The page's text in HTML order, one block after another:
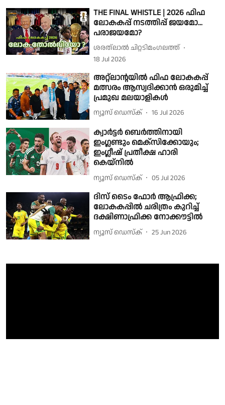
THE FINAL WHISTLE | 2026 ഫിഫ
ലോകകപ്പ് നടത്തിപ്പ് ജയമോ...
പരാജയമോ?
ശരത്‌ലാൽ ചിറ്റടിമംഗലത്ത്
18 Jul 2026
അറ്റ്ലാൻ്റയിൽ ഫിഫ ലോകകപ്പ്
മത്സരം ആസ്വദിക്കാൻ ഒരുമിച്ച്
പ്രമുഖ മലയാളികൾ
ന്യൂസ് ഡെസ്ക് 16 Jul 2026
ക്വാർട്ടർ ബെർത്തിനായി
ഇംഗ്ലണ്ടും മെക്സിക്കോയും;
ഇംഗ്ലീഷ് പ്രതീക്ഷ ഹാരി
കെയ്നിൽ
ന്യൂസ് ഡെസ്ക് 05 Jul 2026
ദിസ് ടൈം ഫോർ ആഫ്രിക്ക;
ലോകകപ്പിൽ ചരിത്രം കുറിച്ച്
ദക്ഷിണാഫ്രിക്ക നോക്കൗട്ടിൽ
ന്യൂസ് ഡെസ്ക് 25 Jun 2026